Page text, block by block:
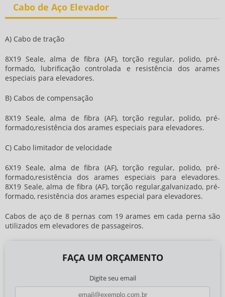
Cabo de Aço Elevador
A) Cabo de tração
8X19 Seale, alma de fibra (AF), torção regular, polido, pré-
formado, lubrificação controlada e resistência dos arames
especiais para elevadores.
B) Cabos de compensação
8X19 Seale, alma de fibra (AF), torção regular, polido, pré-
formado,resistência dos arames especiais para elevadores.
C) Cabo limitador de velocidade
6X19 Seale, alma de fibra (AF), torção regular, polido, pré-
formado,resistência dos arames especiais para elevadores.
8X19 Seale, alma de fibra (AF), torção regular,galvanizado, pré-
formado, resistência dos arames especial para elevadores.
Cabos de aço de 8 pernas com 19 arames em cada perna são
utilizados em elevadores de passageiros.
FAÇA UM ORÇAMENTO
Digite seu email